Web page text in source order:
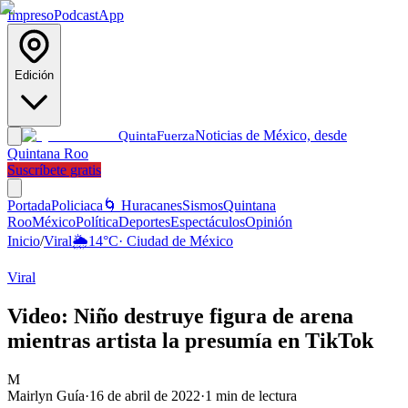
ImpresoPodcastApp
Edición
QuintaFuerzaNoticias de México, desde
Quintana Roo
Suscríbete gratis
PortadaPoliciaca 🌀 HuracanesSismosQuintana
RooMéxicoPolíticaDeportesEspectáculosOpinión
Inicio/Viral🌦️14°C· Ciudad de México
Viral
Video: Niño destruye figura de arena
mientras artista la presumía en TikTok
M
Mairlyn Guía·16 de abril de 2022·1 min de lectura